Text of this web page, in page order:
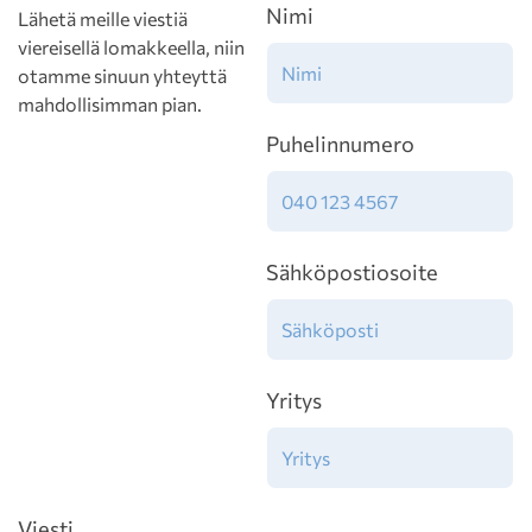
Lähetä meille viestiä
viereisellä lomakkeella, niin
otamme sinuun yhteyttä
mahdollisimman pian.
Nimi
Puhelinnumero
Sähköpostiosoite
Yritys